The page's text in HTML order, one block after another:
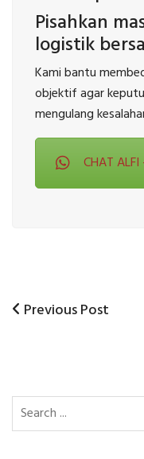
Pisahkan
logistik
Kami bantu
objektif agar
mengulang
CHAT
Post
Previous
Previous Post